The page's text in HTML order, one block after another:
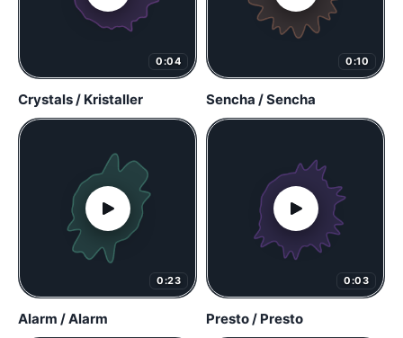
0:04
Crystals / Kristaller
0:10
Sencha / Sencha
0:23
Alarm / Alarm
0:03
Presto / Presto